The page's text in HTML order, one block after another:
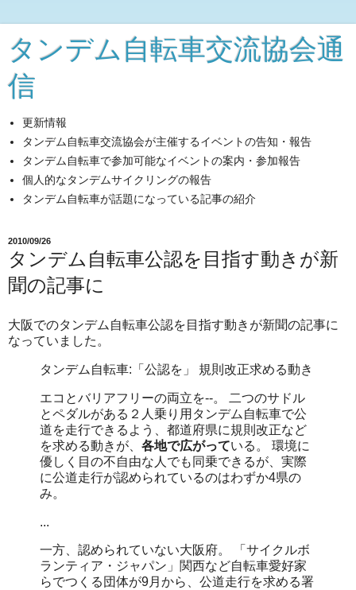
タンデム自転車交流協会通
信
更新情報
タンデム自転車交流協会が主催するイベントの告知・報告
タンデム自転車で参加可能なイベントの案内・参加報告
個人的なタンデムサイクリングの報告
タンデム自転車が話題になっている記事の紹介
2010/09/26
タンデム自転車公認を目指す動きが新
聞の記事に
大阪でのタンデム自転車公認を目指す動きが新聞の記事に
なっていました。
タンデム自転車:「公認を」 規則改正求める動き
エコとバリアフリーの両立を--。 二つのサドル
とペダルがある２人乗り用タンデム自転車で公
道を走行できるよう、都道府県に規則改正など
を求める動きが、 各地で広がっている。 環境に
優しく目の不自由な人でも同乗できるが、実際
に公道走行が認められているのはわずか4県の
み。
...
一方、認められていない大阪府。 「サイクルボ
ランティア・ジャパン」関西など自転車愛好家
らでつくる団体が9月から、公道走行を求める署